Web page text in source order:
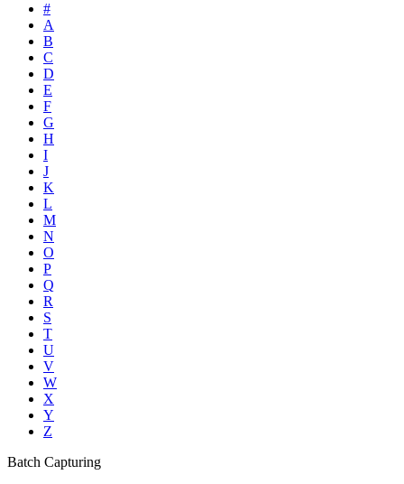
#
A
B
C
D
E
F
G
H
I
J
K
L
M
N
O
P
Q
R
S
T
U
V
W
X
Y
Z
Batch Capturing